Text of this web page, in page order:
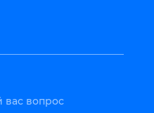
вас вопрос